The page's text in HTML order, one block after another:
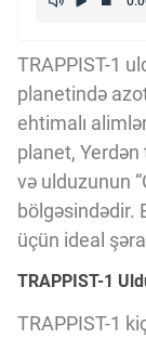
ÇƏRƏZLƏR
İSTIFADƏ
MƏXFİLİK
TRAPPIST-1
planetində
ehtimalı
planet, Yerdən
və ulduzunun
bölgəsindədir.
üçün ideal
TRAPPIST-1
TRAPPIST-1